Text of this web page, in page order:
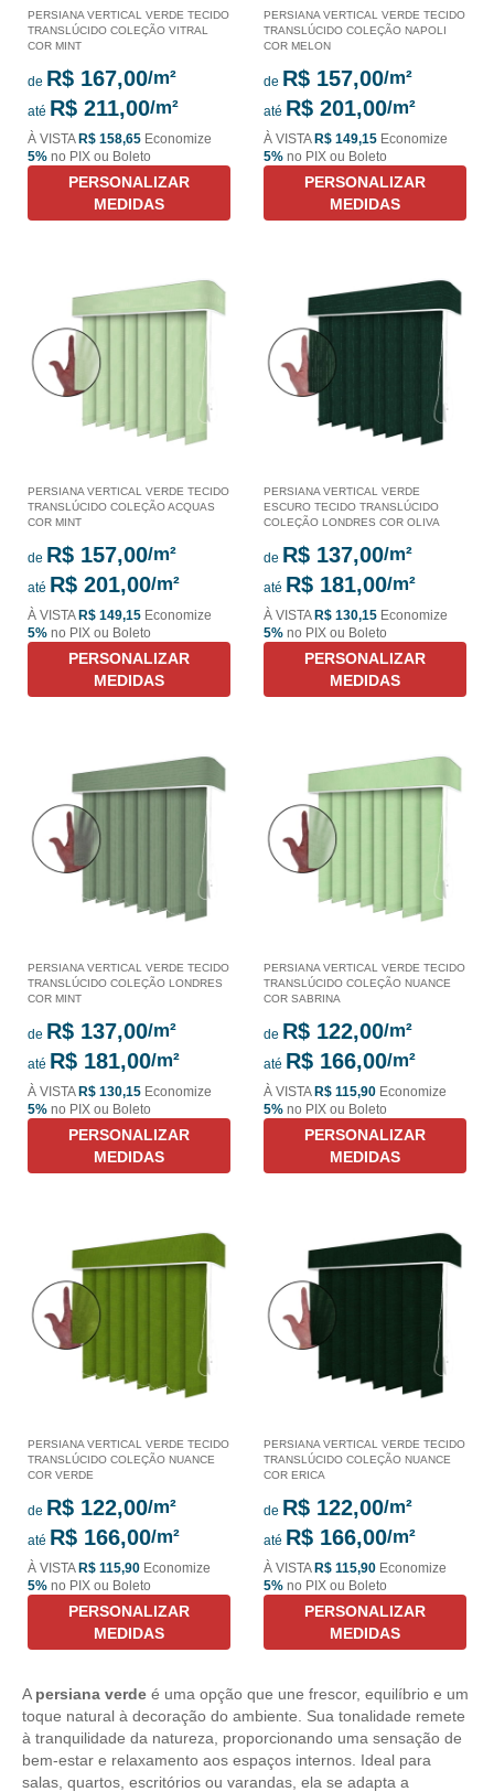
PERSIANA VERTICAL VERDE TECIDO
TRANSLÚCIDO COLEÇÃO VITRAL
COR MINT
de R$ 167,00
até R$ 211,00
À VISTAR$ 158,65 Economize
5% no PIX ou Boleto
PERSONALIZAR
MEDIDAS
PERSIANA VERTICAL VERDE TECIDO
TRANSLÚCIDO COLEÇÃO NAPOLI
COR MELON
de R$ 157,00
até R$ 201,00
À VISTAR$ 149,15 Economize
5% no PIX ou Boleto
PERSONALIZAR
MEDIDAS
PERSIANA VERTICAL VERDE TECIDO
TRANSLÚCIDO COLEÇÃO ACQUAS
COR MINT
de R$ 157,00
até R$ 201,00
À VISTAR$ 149,15 Economize
5% no PIX ou Boleto
PERSONALIZAR
MEDIDAS
PERSIANA VERTICAL VERDE
ESCURO TECIDO TRANSLÚCIDO
COLEÇÃO LONDRES COR OLIVA
de R$ 137,00
até R$ 181,00
À VISTAR$ 130,15 Economize
5% no PIX ou Boleto
PERSONALIZAR
MEDIDAS
PERSIANA VERTICAL VERDE TECIDO
TRANSLÚCIDO COLEÇÃO LONDRES
COR MINT
de R$ 137,00
até R$ 181,00
À VISTAR$ 130,15 Economize
5% no PIX ou Boleto
PERSONALIZAR
MEDIDAS
PERSIANA VERTICAL VERDE TECIDO
TRANSLÚCIDO COLEÇÃO NUANCE
COR SABRINA
de R$ 122,00
até R$ 166,00
À VISTAR$ 115,90 Economize
5% no PIX ou Boleto
PERSONALIZAR
MEDIDAS
PERSIANA VERTICAL VERDE TECIDO
TRANSLÚCIDO COLEÇÃO NUANCE
COR VERDE
de R$ 122,00
até R$ 166,00
À VISTAR$ 115,90 Economize
5% no PIX ou Boleto
PERSONALIZAR
MEDIDAS
PERSIANA VERTICAL VERDE TECIDO
TRANSLÚCIDO COLEÇÃO NUANCE
COR ERICA
de R$ 122,00
até R$ 166,00
À VISTAR$ 115,90 Economize
5% no PIX ou Boleto
PERSONALIZAR
MEDIDAS
A persiana verde é uma opção que une frescor, equilíbrio e um
toque natural à decoração do ambiente. Sua tonalidade remete
à tranquilidade da natureza, proporcionando uma sensação de
bem-estar e relaxamento aos espaços internos. Ideal para
salas, quartos, escritórios ou varandas, ela se adapta a